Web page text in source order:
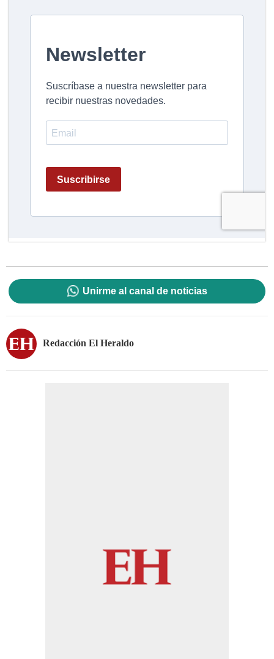
Unirme al canal de noticias
Redacción El Heraldo